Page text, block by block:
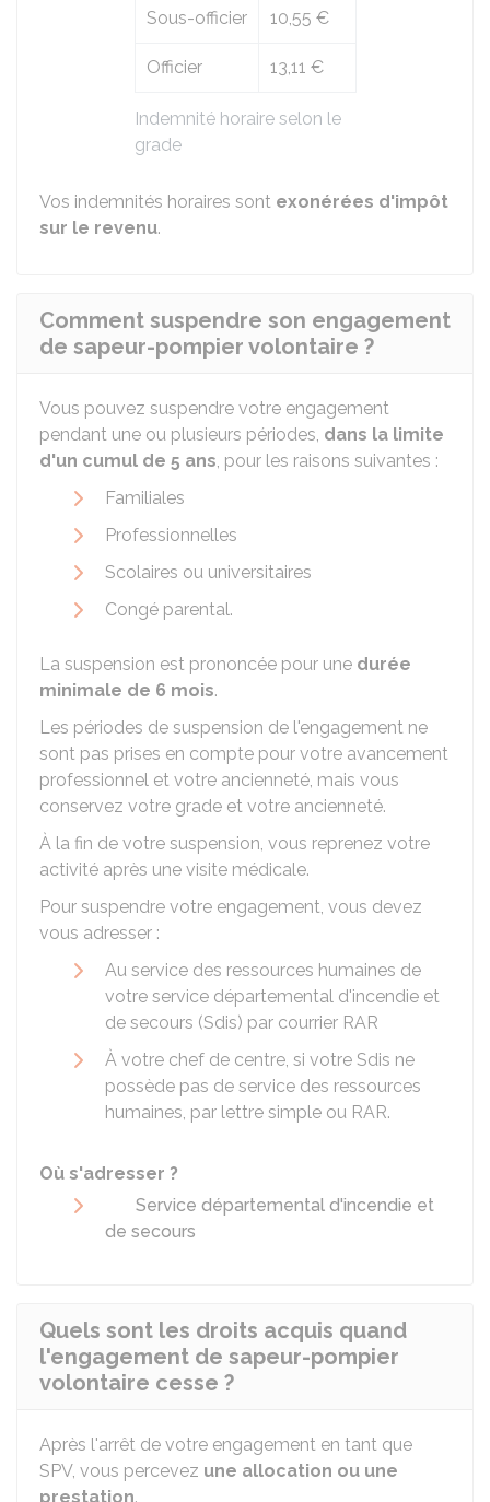
Indemnité horaire selon le
grade
Sous-officier 10,55 €
Officier 13,11 €
Vos indemnités horaires sont exonérées d'impôt
sur le revenu.
Comment suspendre son engagement
de sapeur-pompier volontaire ?
Vous pouvez suspendre votre engagement
pendant une ou plusieurs périodes, dans la limite
d'un cumul de 5 ans, pour les raisons suivantes :
Familiales
Professionnelles
Scolaires ou universitaires
Congé parental.
La suspension est prononcée pour une durée
minimale de 6 mois.
Les périodes de suspension de l'engagement ne
sont pas prises en compte pour votre avancement
professionnel et votre ancienneté, mais vous
conservez votre grade et votre ancienneté.
À la fin de votre suspension, vous reprenez votre
activité après une visite médicale.
Pour suspendre votre engagement, vous devez
vous adresser :
Au service des ressources humaines de
votre service départemental d'incendie et
de secours (Sdis) par courrier RAR
À votre chef de centre, si votre Sdis ne
possède pas de service des ressources
humaines, par lettre simple ou RAR.
Où s'adresser ?
Service départemental d'incendie et
de secours
Quels sont les droits acquis quand
l'engagement de sapeur-pompier
volontaire cesse ?
Après l'arrêt de votre engagement en tant que
SPV, vous percevez une allocation ou une
prestation.